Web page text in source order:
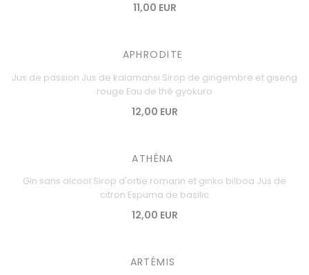
11,00 EUR
APHRODITE
Jus de passion Jus de kalamansi Sirop de gingembre et giseng
rouge Eau de thé gyokuro
12,00 EUR
ATHÉNA
Gin sans alcool Sirop d'ortie romarin et ginko bilboa Jus de
citron Espuma de basilic
12,00 EUR
ARTÉMIS